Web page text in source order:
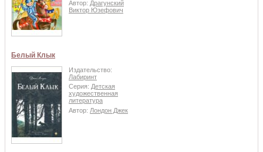
Автор: Драгунский
Виктор Юзефович
Белый Клык
Издательство:
Лабиринт
Серия: Детская
художественная
литература
Автор: Лондон Джек